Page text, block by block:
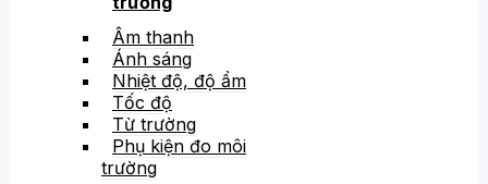
Âm thanh
Ánh sáng
Nhiệt độ, độ ẩm
Tốc độ
Từ trường
Phụ kiện đo môi
trường